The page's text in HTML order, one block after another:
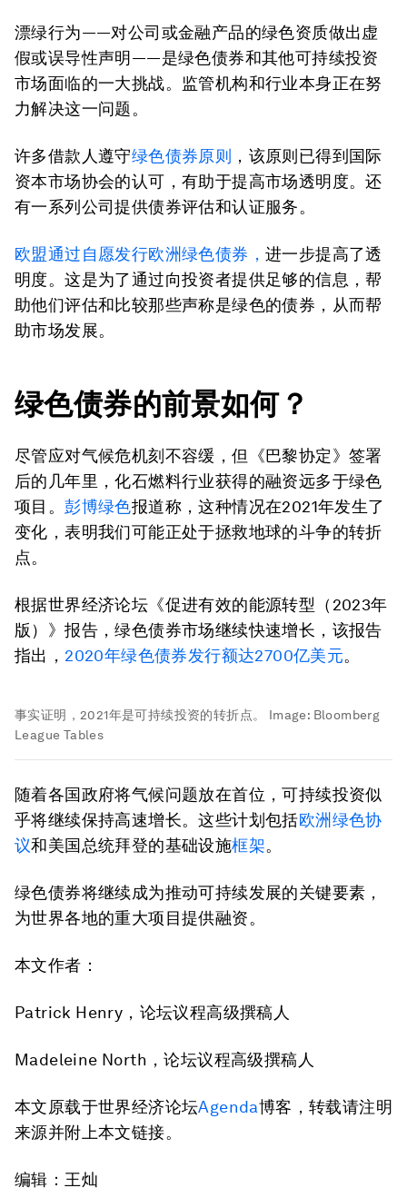
漂绿行为——对公司或金融产品的绿色资质做出虚
假或误导性声明——是绿色债券和其他可持续投资
市场面临的一大挑战。监管机构和行业本身正在努
力解决这一问题。
许多借款人遵守绿色债券原则 ，该原则已得到国际
资本市场协会的认可，有助于提高市场透明度。还
有一系列公司提供债券评估和认证服务。
欧盟通过自愿发行欧洲绿色债券， 进一步提高了透
明度。这是为了通过向投资者提供足够的信息，帮
助他们评估和比较那些声称是绿色的债券，从而帮
助市场发展。
绿色债券的前景如何？
尽管应对气候危机刻不容缓，但《巴黎协定》签署
后的几年里，化石燃料行业获得的融资远多于绿色
项目。彭博绿色报道称，这种情况在2021年发生了
变化，表明我们可能正处于拯救地球的斗争的转折
点。
根据世界经济论坛《促进有效的能源转型（2023年
版）》报告，绿色债券市场继续快速增长，该报告
指出， 2020年绿色债券发行额达2700亿美元。
事实证明，2021年是可持续投资的转折点。 Image: Bloomberg
League Tables
随着各国政府将气候问题放在首位，可持续投资似
乎将继续保持高速增长。这些计划包括欧洲绿色协
议和美国总统拜登的基础设施框架。
绿色债券将继续成为推动可持续发展的关键要素，
为世界各地的重大项目提供融资。
本文作者：
Patrick Henry，论坛议程高级撰稿人
Madeleine North，论坛议程高级撰稿人
本文原载于世界经济论坛Agenda博客，转载请注明
来源并附上本文链接。
编辑：王灿